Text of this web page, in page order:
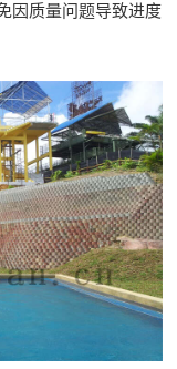
因质量问题导致进度